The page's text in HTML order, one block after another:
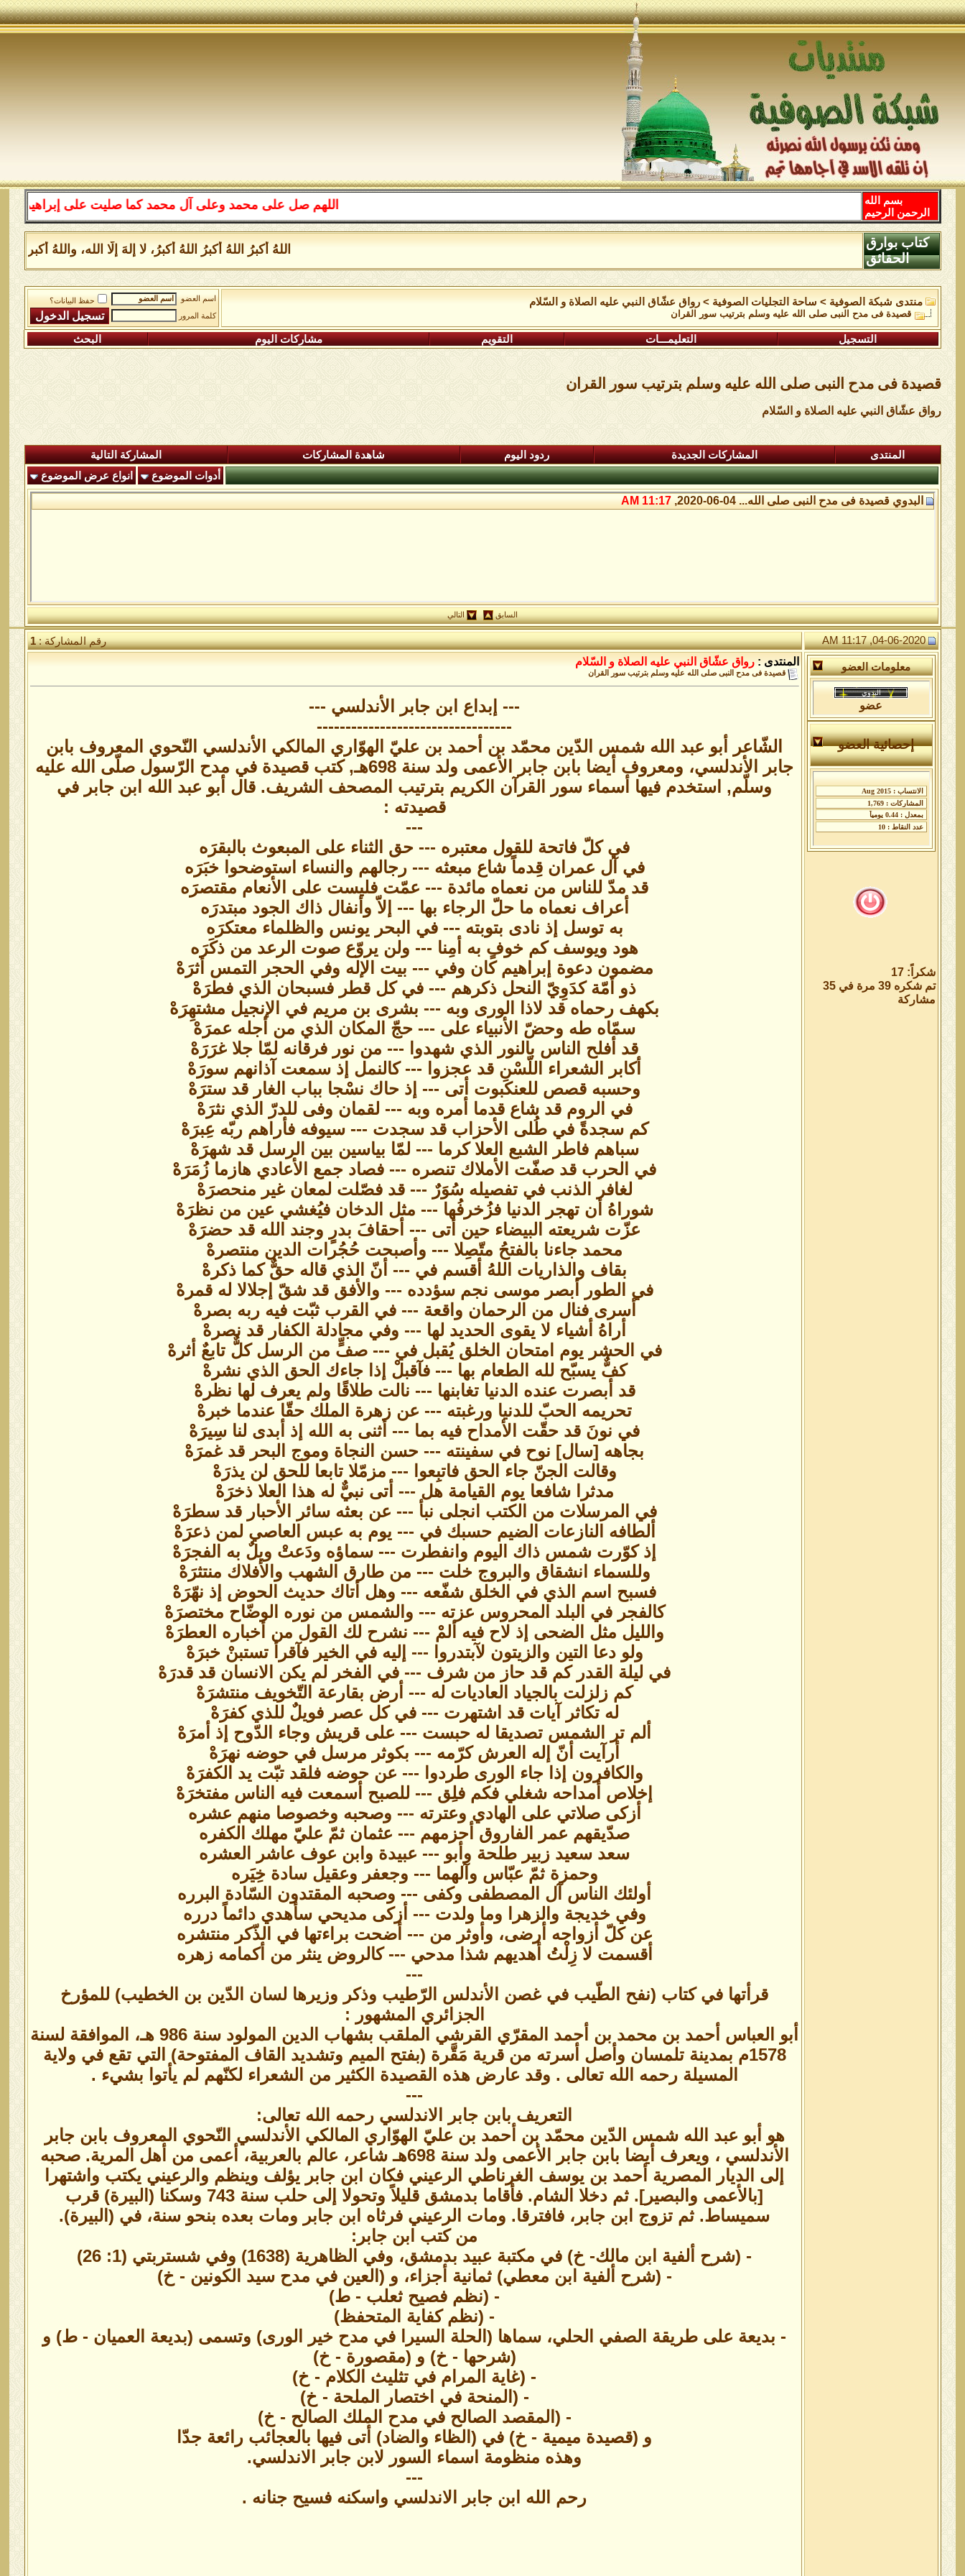
اللهم صل على محمد وعلى آل محمد كما صليت على إبراهيم وعلى آل
بسم الله
الرحمن الرحيم
اللهُ أكبرُ اللهُ أكبرُ اللهُ أكبرُ، لا إلهَ إلَّا الله، واللهُ أكبر
كتاب بوارق
الحقائق
منتدى شبكة الصوفية > ساحة التجليات الصوفية >رواق عشّاق النبي عليه الصلاة و السّلام
قصيدة فى مدح النبى صلى الله عليه وسلم بترتيب سور القران
اسم العضو
حفظ البيانات؟
كلمة المرور
التسجيل التعليمـــات التقويم مشاركات اليوم البحث
قصيدة فى مدح النبى صلى الله عليه وسلم بترتيب سور القران
رواق عشّاق النبي عليه الصلاة و السّلام
المنتدى المشاركات الجديدة ردود اليوم شاهدة المشاركات
المشاركة التالية
أدوات الموضوع
انواع عرض الموضوع
البدوي قصيدة فى مدح النبى صلى الله...04-06-2020,
11:17 AM
السابق التالي
04-06-2020, 11:17 AM رقم المشاركة :1
معلومات العضو
عضو
إحصائية العضو
شكراً: 17
تم شكره 39 مرة في 35
مشاركة
المنتدى : رواق عشّاق النبي عليه الصلاة و السّلام
قصيدة فى مدح النبى صلى الله عليه وسلم بترتيب سور القران
--- إبداع ابن جابر الأندلسي ---
----------------------------------
الشّاعر أبو عبد الله شمس الدّين محمّد بن أحمد بن عليّ الهوّاري المالكي الأندلسي النّحوي المعروف بابن
جابر الأندلسي، ومعروف أيضا بابن جابر الأعمى ولد سنة 698هـ, كتب قصيدة في مدح الرّسول صلّى الله عليه
وسلّم, استخدم فيها أسماء سور القرآن الكريم بترتيب المصحف الشريف. قال أبو عبد الله ابن جابر في
قصيدته :
---
في كلّ فاتحة للقول معتبره --- حق الثناء على المبعوث بالبقرَه
في آل عمران قِدماً شاع مبعثه --- رجالهم والنساء استوضحوا خبَرَه
قد مدّ للناس من نعماه مائدة --- عمّت فليست على الأنعام مقتصرَه
أعراف نعماه ما حلّ الرجاء بها --- إلاّ وأنفال ذاك الجود مبتدرَه
به توسل إذ نادى بتوبته --- في البحر يونس والظلماء معتكرَه
هود ويوسف كم خوفٍ به أمِنا --- ولن يروّع صوت الرعد من ذكَرَه
مضمون دعوة إبراهيم كان وفي --- بيت الإله وفي الحجر التمس أثرَهْ
ذو أمّة كدَوِيّ النحل ذكرهم --- في كل قطر فسبحان الذي فطرَهْ
بكهف رحماه قد لاذا الورى وبه --- بشرى بن مريم في الإنجيل مشتهِرَهْ
سمّاه طه وحضّ الأنبياء على --- حجّ المكان الذي من أجله عمرَهْ
قد أفلح الناس بالنور الذي شهدوا --- من نور فرقانه لمّا جلا غرَرَهْ
أكابر الشعراء اللّسْنِ قد عجزوا --- كالنمل إذ سمعت آذانهم سورَهْ
وحسبه قصص للعنكبوت أتى --- إذ حاك نسْجا بباب الغار قد سترَهْ
في الروم قد شاع قدما أمره وبه --- لقمان وفى للدرّ الذي نثرَهْ
كم سجدةً في طُلى الأحزاب قد سجدت --- سيوفه فأراهم ربّه عِبرَهْ
سباهم فاطر الشبع العلا كرما --- لمّا بياسين بين الرسل قد شهرَهْ
في الحرب قد صفّت الأملاك تنصره --- فصاد جمع الأعادي هازما زُمَرَهْ
لغافر الذنب في تفصيله سُوَرٌ --- قد فصّلت لمعان غير منحصرَهْ
شوراهُ أن تهجر الدنيا فزُخرفُها --- مثل الدخان فيُغشي عين من نظرَهْ
عزّت شريعته البيضاء حين أتى --- أحقافَ بدرٍ وجند الله قد حضرَهْ
محمد جاءنا بالفتحُ متّصِلا --- وأصبحت حُجُرات الدين منتصرهْ
بقاف والذاريات اللهُ أقسم في --- أنّ الذي قاله حقٌّ كما ذكرهْ
في الطور أبصر موسى نجم سؤدده --- والأفق قد شقّ إجلالا له قمرهْ
أسرى فنال من الرحمان واقعة --- في القرب ثبّت فيه ربه بصرهْ
أراهُ أشياء لا يقوى الحديد لها --- وفي مجادلة الكفار قد نصرهْ
في الحشر يوم امتحان الخلق يُقبل في --- صفٍّ من الرسل كلٌّ تابعٌ أثرهْ
كفٌّ يسبّح لله الطعام بها --- فآقبلْ إذا جاءك الحق الذي نشرهْ
قد أبصرت عنده الدنيا تغابنها --- نالت طلاقًا ولم يعرف لها نظرهْ
تحريمه الحبّ للدنيا ورغبته --- عن زهرة الملك حقّا عندما خبرهْ
في نونَ قد حقّت الأمداح فيه بما --- أثنى به الله إذ أبدى لنا سِيرَهْ
بجاهه [سال] نوح في سفينته --- حسن النجاة وموج البحر قد غمرَهْ
وقالت الجنّ جاء الحق فاتبِعوا --- مزمّلا تابعا للحق لن يذرَهْ
مدثرا شافعا يوم القيامة هل --- أتى نبيٌّ له هذا العلا ذخرَهْ
في المرسلات من الكتب انجلى نبأ --- عن بعثه سائر الأحبار قد سطرَهْ
ألطافه النازعات الضيم حسبك في --- يوم به عبس العاصي لمن ذعرَهْ
إذ كوّرت شمس ذاك اليوم وانفطرت --- سماؤه ودَعتْ ويلٌ به الفجرَهْ
وللسماء انشقاق والبروج خلت --- من طارق الشهب والأفلاك منتثرَهْ
فسبح اسم الذي في الخلق شفّعه --- وهل أتاك حديث الحوض إذ نهّرَهْ
كالفجر في البلد المحروس عزته --- والشمس من نوره الوضّاح مختصرَهْ
والليل مثل الضحى إذ لاح فيه ألمْ --- نشرح لك القول من أخباره العطرَهْ
ولو دعا التين والزيتون لآبتدروا --- إليه في الخير فآقرأ تستبنْ خبرَهْ
في ليلة القدر كم قد حاز من شرف --- في الفخر لم يكن الانسان قد قدرَهْ
كم زلزلت بالجياد العاديات له --- أرض بقارعة التّخويف منتشرَهْ
له تكاثر آيات قد اشتهرت --- في كل عصر فويلٌ للذي كفرَهْ
ألم تر الشمس تصديقا له حبست --- على قريش وجاء الدّوح إذ أمرَهْ
أرآيت أنّ إله العرش كرّمه --- بكوثر مرسل في حوضه نهرَهْ
والكافرون إذا جاء الورى طردوا --- عن حوضه فلقد تبّت يد الكفرَهْ
إخلاص أمداحه شغلي فكم فلِق --- للصبح أسمعت فيه الناس مفتخرَهْ
أزكى صلاتي على الهادي وعترته --- وصحبه وخصوصا منهم عشره
صدّيقهم عمر الفاروق أحزمهم --- عثمان ثمّ عليّ مهلك الكفره
سعد سعيد زبير طلحة وأبو --- عبيدة وابن عوف عاشر العشره
وحمزة ثمّ عبّاس وآلهما --- وجعفر وعقيل سادة خِيَره
أولئك الناس آل المصطفى وكفى --- وصحبه المقتدون السّادة البرره
وفي خديجة والزهرا وما ولدت --- أزكى مديحي سأهدي دائماً درره
عن كلّ أزواجه أرضى، وأوثر من --- أضحت براءتها في الذّكر منتشره
أقسمت لا زِلْتُ أهديهم شذا مدحي --- كالروض ينثر من أكمامه زهره
---
قرأتها في كتاب (نفح الطّيب في غصن الأندلس الرّطيب وذكر وزيرها لسان الدّين بن الخطيب) للمؤرخ
الجزائري المشهور :
أبو العباس أحمد بن محمد بن أحمد المقرّي القرشي الملقب بشهاب الدين المولود سنة 986 هـ، الموافقة لسنة
1578م بمدينة تلمسان وأصل أسرته من قرية مَقَّرة (بفتح الميم وتشديد القاف المفتوحة) التي تقع في ولاية
المسيلة رحمه الله تعالى . وقد عارض هذه القصيدة الكثير من الشعراء لكنّهم لم يأتوا بشيء .
---
التعريف بابن جابر الاندلسي رحمه الله تعالى:
هو أبو عبد الله شمس الدّين محمّد بن أحمد بن عليّ الهوّاري المالكي الأندلسي النّحوي المعروف بابن جابر
الأندلسي ، ويعرف أيضا بابن جابر الأعمى ولد سنة 698هـ شاعر، عالم بالعربية، أعمى من أهل المرية. صحبه
إلى الديار المصرية أحمد بن يوسف الغرناطي الرعيني فكان ابن جابر يؤلف وينظم والرعيني يكتب واشتهرا
[بالأعمى والبصير]. ثم دخلا الشام. فأقاما بدمشق قليلاً وتحولا إلى حلب سنة 743 وسكنا (البيرة) قرب
سميساط. ثم تزوج ابن جابر، فافترقا. ومات الرعيني فرثاه ابن جابر ومات بعده بنحو سنة، في (البيرة).
من كتب ابن جابر:
- (شرح ألفية ابن مالك- خ) في مكتبة عبيد بدمشق، وفي الظاهرية (1638) وفي شستربتي (1: 26)
- (شرح ألفية ابن معطي) ثمانية أجزاء، و (العين في مدح سيد الكونين - خ)
- (نظم فصيح ثعلب - ط)
- (نظم كفاية المتحفظ)
- بديعة على طريقة الصفي الحلي، سماها (الحلة السيرا في مدح خير الورى) وتسمى (بديعة العميان - ط) و
(شرحها - خ) و (مقصورة - خ)
- (غاية المرام في تثليث الكلام - خ)
- (المنحة في اختصار الملحة - خ)
- (المقصد الصالح في مدح الملك الصالح - خ)
و (قصيدة ميمية - خ) في (الظاء والضاد) أتى فيها بالعجائب رائعة جدّا
وهذه منظومة اسماء السور لابن جابر الاندلسي.
---
رحم الله ابن جابر الاندلسي واسكنه فسيح جنانه .